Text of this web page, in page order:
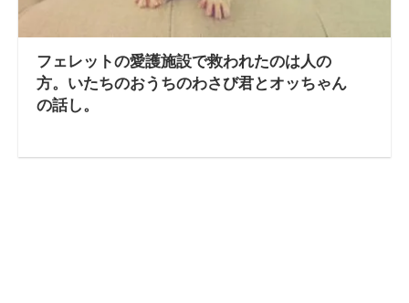
フェレットの愛護施設で救われたのは人の
方。いたちのおうちのわさび君とオッちゃん
の話し。